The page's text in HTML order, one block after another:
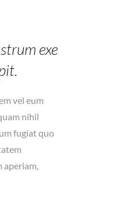
exe
vel eum
nihil
fugiat quo